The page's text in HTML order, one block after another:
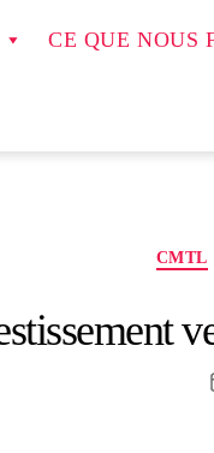
CE QUE NOUS
CMTL